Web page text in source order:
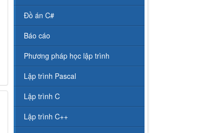
Đồ án C#
Báo cáo
Phương pháp học lập trình
Lập trình Pascal
Lập trình C
Lập trình C++